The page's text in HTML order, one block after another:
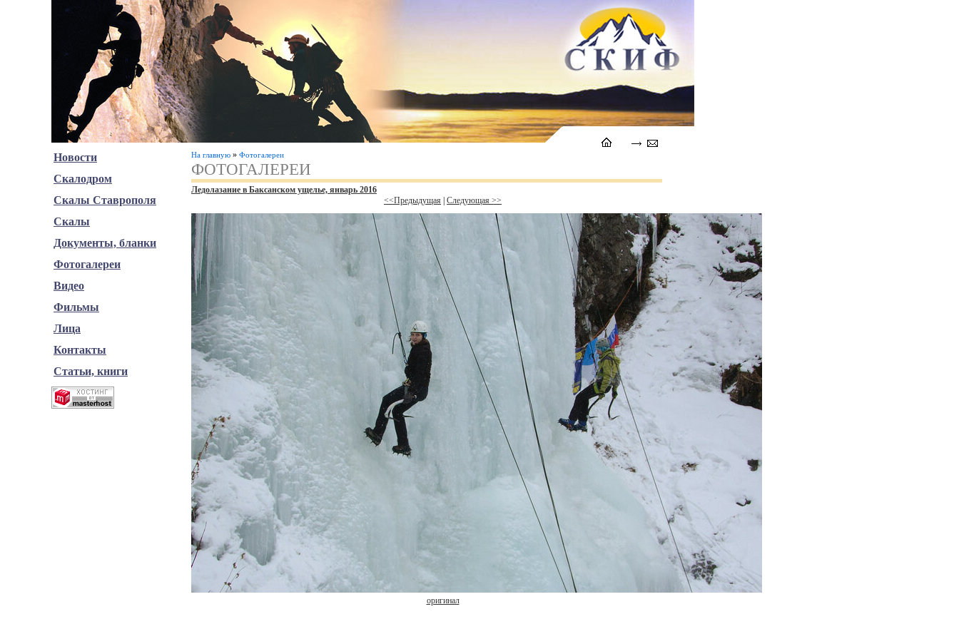
На главную » Фотогалереи
ФОТОГАЛЕРЕИ
Ледолазание в Баксанском ущелье, январь 2016
<<Предыдущая
Следующая >>
оригинал
Новости
Скалодром
Скалы Ставрополя
Скалы
Документы, бланки
Фотогалереи
Видео
Фильмы
Лица
Контакты
Статьи, книги